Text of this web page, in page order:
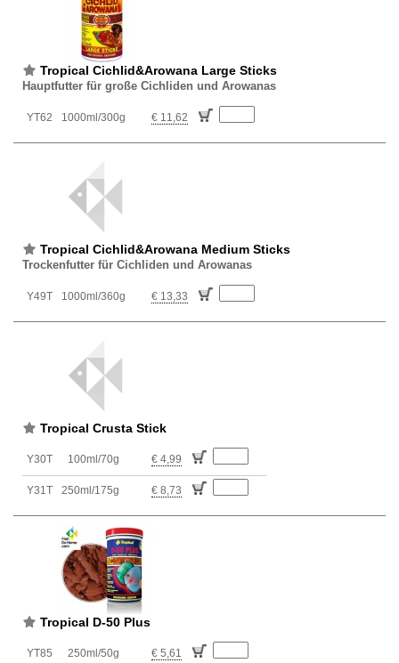
Tropical Cichlid&Arowana Large Sticks
Hauptfutter für große Cichliden und Arowanas
YT62 1000ml/300g € 11,62
Tropical Cichlid&Arowana Medium Sticks
Trockenfutter für Cichliden und Arowanas
Y49T 1000ml/360g € 13,33
Tropical Crusta Stick
Y30T 100ml/70g € 4,99
Y31T 250ml/175g € 8,73
Tropical D-50 Plus
YT85 250ml/50g € 5,61